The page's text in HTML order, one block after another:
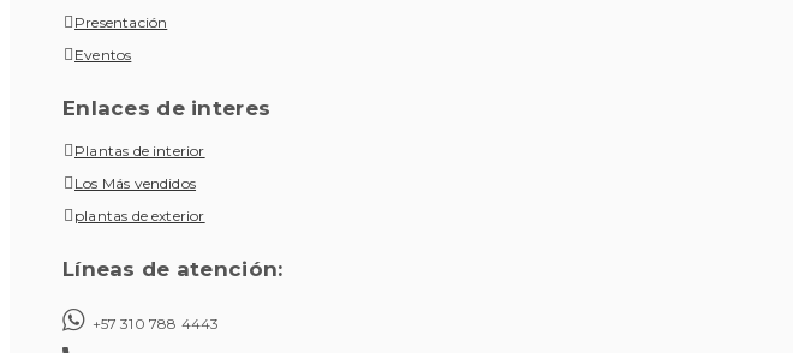
Presentación
Eventos
Enlaces de interes
Plantas de interior
Los Más vendidos
plantas de exterior
Líneas de atención:
+57 310 788 4443